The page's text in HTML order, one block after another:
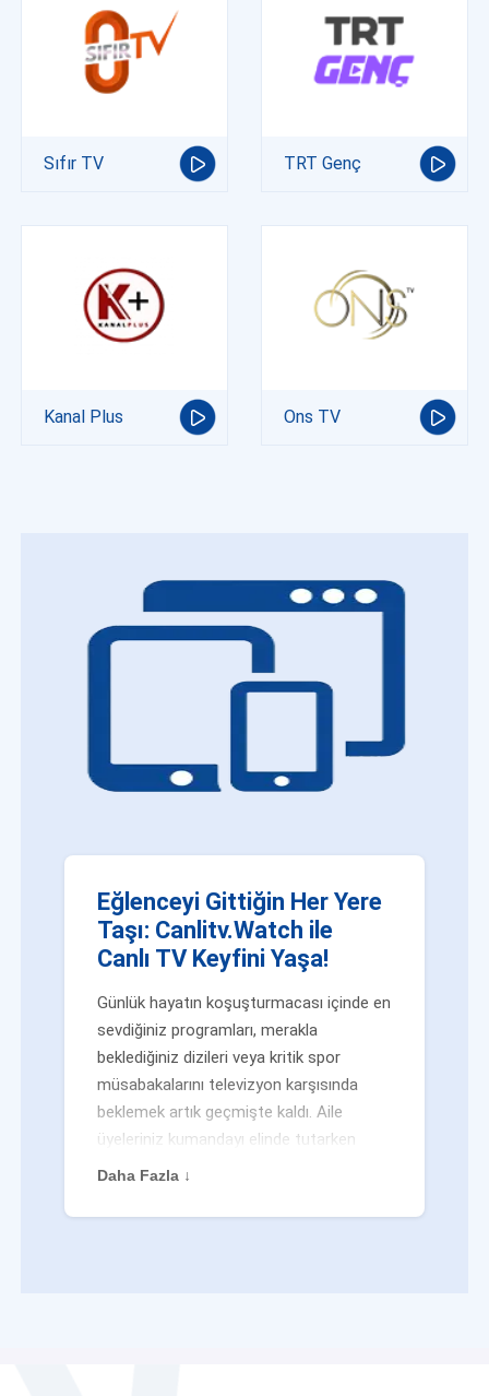
Sıfır TV TRT Genç
Kanal Plus Ons TV
Eğlenceyi Gittiğin Her Yere
Taşı: Canlitv.Watch ile
Canlı TV Keyfini Yaşa!
Günlük hayatın koşuşturmacası içinde en
sevdiğiniz programları, merakla
beklediğiniz dizileri veya kritik spor
müsabakalarını televizyon karşısında
beklemek artık geçmişte kaldı. Aile
üyeleriniz kumandayı elinde tutarken
veya siz evden uzaktayken bile
değilsiniz. Geleneksel yayıncılığın
Daha Fazla ↓